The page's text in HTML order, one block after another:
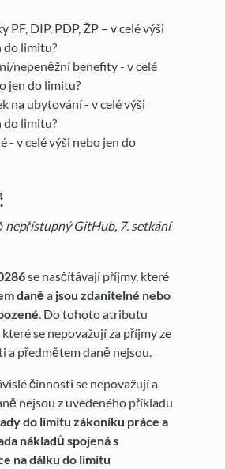
PF, DIP, PDP, ŽP – v celé výši
do limitu?
nepeněžní benefity - v celé
jen do limitu?
na ubytování - v celé výši
do limitu?
- v celé výši nebo jen do
nepřístupný GitHub, 7. setkání
se nasčítávají příjmy, které
daněa jsou zdanitelné nebo
. Do tohoto atributu
se nepovažují za příjmy ze
a předmětem daně nejsou.
činnosti se nepovažují a
nejsou z uvedeného příkladu
do limitu zákoníku práce a
nákladů spojená s
na dálku do limitu